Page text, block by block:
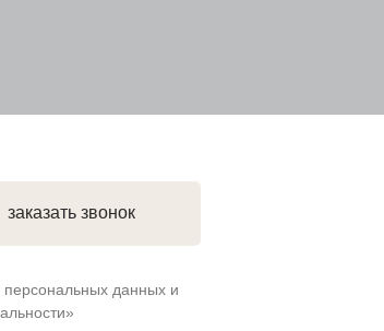
заказать звонок
персональных данных и